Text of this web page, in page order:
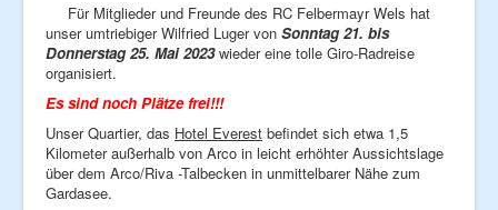
Für Mitglieder und Freunde des RC Felbermayr Wels hat
unser umtriebiger Wilfried Luger von Sonntag 21. bis
Donnerstag 25. Mai 2023wieder eine tolle Giro-Radreise
organisiert.
Es sind noch Plätze frei!!!
Unser Quartier, das Hotel Everest befindet sich etwa 1,5
Kilometer außerhalb von Arco in leicht erhöhter Aussichtslage
über dem Arco/Riva -Talbecken in unmittelbarer Nähe zum
Gardasee.